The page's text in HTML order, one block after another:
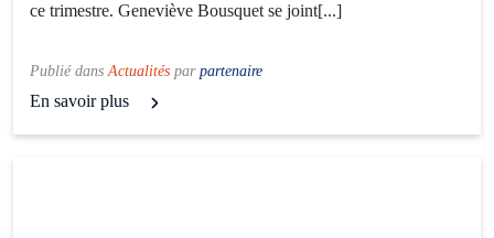
ce trimestre. Geneviève Bousquet se joint[...]
Publié dansActualités par partenaire
En savoir plus